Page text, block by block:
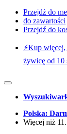
Przejdź do
do zawartości
Przejdź do
⚡️Kup
żywicę od 10
Polska:
Więcej niż